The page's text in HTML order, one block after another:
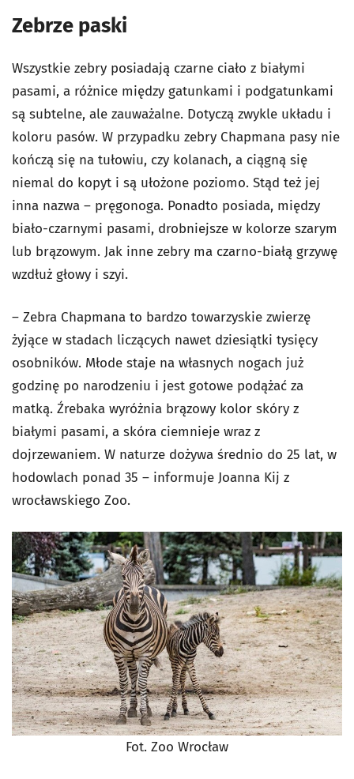
Zebrze paski
Wszystkie zebry posiadają czarne ciało z białymi
pasami, a różnice między gatunkami i podgatunkami
są subtelne, ale zauważalne. Dotyczą zwykle układu i
koloru pasów. W przypadku zebry Chapmana pasy nie
kończą się na tułowiu, czy kolanach, a ciągną się
niemal do kopyt i są ułożone poziomo. Stąd też jej
inna nazwa – pręgonoga. Ponadto posiada, między
biało-czarnymi pasami, drobniejsze w kolorze szarym
lub brązowym. Jak inne zebry ma czarno-białą grzywę
wzdłuż głowy i szyi.
– Zebra Chapmana to bardzo towarzyskie zwierzę
żyjące w stadach liczących nawet dziesiątki tysięcy
osobników. Młode staje na własnych nogach już
godzinę po narodzeniu i jest gotowe podążać za
matką. Źrebaka wyróżnia brązowy kolor skóry z
białymi pasami, a skóra ciemnieje wraz z
dojrzewaniem. W naturze dożywa średnio do 25 lat, w
hodowlach ponad 35 – informuje Joanna Kij z
wrocławskiego Zoo.
Fot. Zoo Wrocław